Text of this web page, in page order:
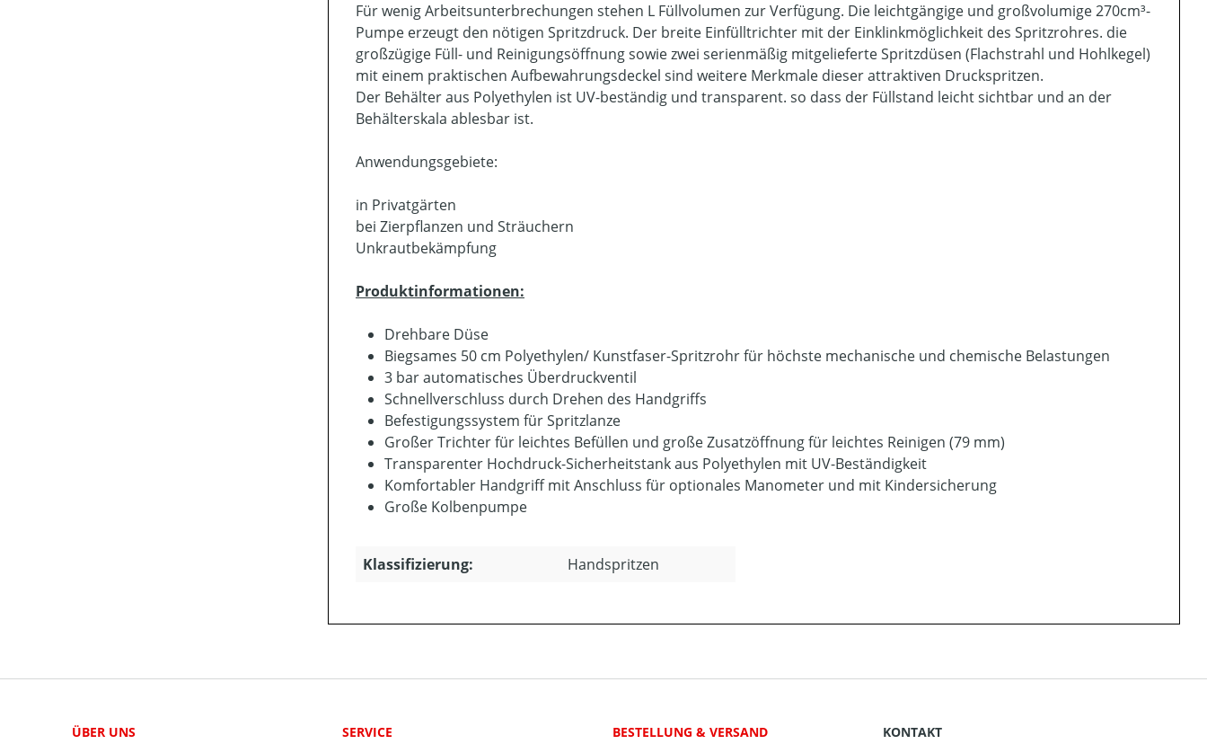
Für wenig Arbeitsunterbrechungen stehen L Füllvolumen zur Verfügung. Die leichtgängige und großvolumige 270cm³-
Pumpe erzeugt den nötigen Spritzdruck. Der breite Einfülltrichter mit der Einklinkmöglichkeit des Spritzrohres. die
großzügige Füll- und Reinigungsöffnung sowie zwei serienmäßig mitgelieferte Spritzdüsen (Flachstrahl und Hohlkegel)
mit einem praktischen Aufbewahrungsdeckel sind weitere Merkmale dieser attraktiven Druckspritzen.
Der Behälter aus Polyethylen ist UV-beständig und transparent. so dass der Füllstand leicht sichtbar und an der
Behälterskala ablesbar ist.
Anwendungsgebiete:
in Privatgärten
bei Zierpflanzen und Sträuchern
Unkrautbekämpfung
Produktinformationen:
Drehbare Düse
Biegsames 50 cm Polyethylen/ Kunstfaser-Spritzrohr für höchste mechanische und chemische Belastungen
3 bar automatisches Überdruckventil
Schnellverschluss durch Drehen des Handgriffs
Befestigungssystem für Spritzlanze
Großer Trichter für leichtes Befüllen und große Zusatzöffnung für leichtes Reinigen (79 mm)
Transparenter Hochdruck-Sicherheitstank aus Polyethylen mit UV-Beständigkeit
Komfortabler Handgriff mit Anschluss für optionales Manometer und mit Kindersicherung
Große Kolbenpumpe
Klassifizierung: Handspritzen
ÜBER UNS
SERVICE
BESTELLUNG & VERSAND
KONTAKT